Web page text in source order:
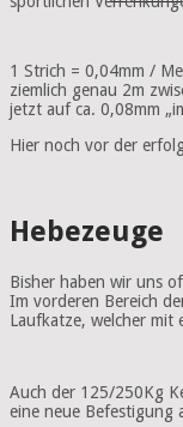
1 Strich = 0,04mm /
ziemlich genau 2m
jetzt auf ca. 0,08mm
Hier noch vor der
Hebezeuge
Bisher haben wir uns
Im vorderen Bereich
Laufkatze, welcher mit
Auch der 125/250Kg
eine neue Befestigung